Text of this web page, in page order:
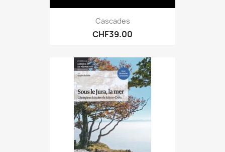
Cascades
CHF39.00